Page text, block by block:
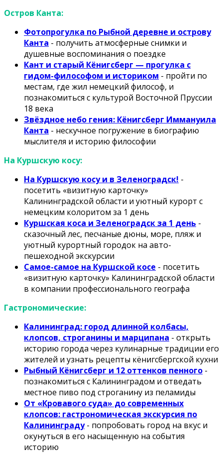
Остров Канта:
Фотопрогулка по Рыбной деревне и острову
Канта - получить атмосферные снимки и
душевные воспоминания о поездке
Кант и старый Кёнигсберг — прогулка с
гидом-философом и историком - пройти по
местам, где жил немецкий философ, и
познакомиться с культурой Восточной Пруссии
18 века
Звёздное небо гения: Кёнигсберг Иммануила
Канта - нескучное погружение в биографию
мыслителя и историю философии
На Куршскую косу:
На Куршскую косу и в Зеленоградск! -
посетить «визитную карточку»
Калининградской области и уютный курорт с
немецким колоритом за 1 день
Куршская коса и Зеленоградск за 1 день -
сказочный лес, песчаные дюны, море, пляж и
уютный курортный городок на авто-
пешеходной экскурсии
Самое-самое на Куршской косе - посетить
«визитную карточку» Калининградской области
в компании профессионального географа
Гастрономические:
Калининград: город длинной колбасы,
клопсов, строганины и марципана - открыть
историю города через кулинарные традиции его
жителей и узнать рецепты кёнигсбергской кухни
Рыбный Кёнигсберг и 12 оттенков пенного -
познакомиться с Калининградом и отведать
местное пиво под строганину из пеламиды
От «Кровавого суда» до современных
клопсов: гастрономическая экскурсия по
Калининграду- попробовать город на вкус и
окунуться в его насыщенную на события
историю